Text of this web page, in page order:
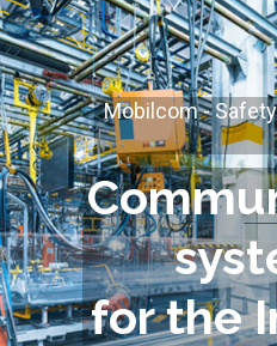
for the
Mobilcom -